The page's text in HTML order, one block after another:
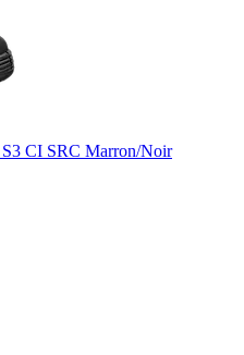
S3 CI SRC Marron/Noir